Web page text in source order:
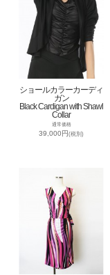
ショールカラーカーディ
ガン
Black Cardigan with Shawl
Collar
通常価格
39,000円(税別)